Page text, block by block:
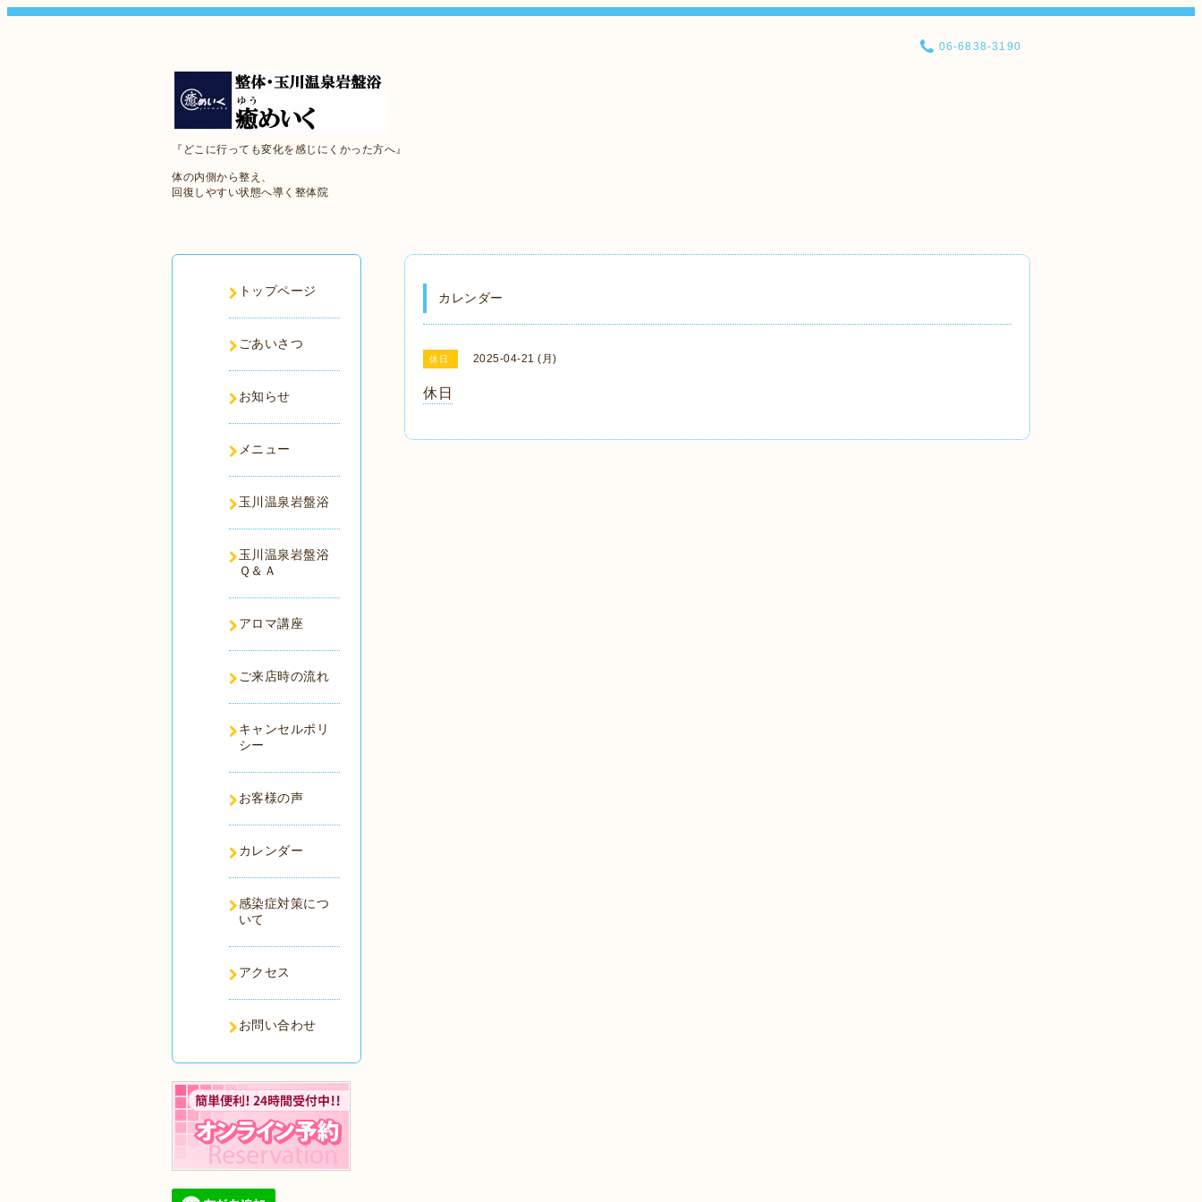
『どこに行っても変化を感じにくかった方へ』
体の内側から整え、
回復しやすい状態へ導く整体院
06-6838-3190
カレンダー
休日 2025-04-21 (月)
休日
トップページ
ごあいさつ
お知らせ
メニュー
玉川温泉岩盤浴
玉川温泉岩盤浴
Ｑ＆Ａ
アロマ講座
ご来店時の流れ
キャンセルポリ
シー
お客様の声
カレンダー
感染症対策につ
いて
アクセス
お問い合わせ